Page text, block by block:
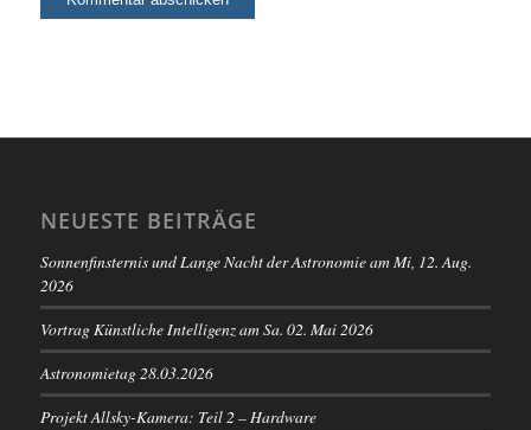
NEUESTE BEITRÄGE
Sonnenfinsternis und Lange Nacht der Astronomie am Mi, 12. Aug.
2026
Vortrag Künstliche Intelligenz am Sa. 02. Mai 2026
Astronomietag 28.03.2026
Projekt Allsky-Kamera: Teil 2 – Hardware